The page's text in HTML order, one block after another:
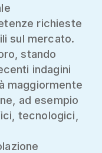
richieste
sul mercato.
stando
indagini
maggiormente
ad esempio
tecnologici,